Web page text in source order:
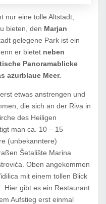
nur eine tolle Altstadt,
bieten, den Marjan
gelegene Park ist ein
er bietet neben
Panoramablicke
azurblaue Meer.
etwas anstrengen und
die sich an der Riva in
des Heiligen
man ca. 10 – 15
(unbekanntere)
Šetalište Marina
Oben angekommen
mit einem tollen Blick
Hier gibt es ein Restaurant
Aufstieg erst einmal